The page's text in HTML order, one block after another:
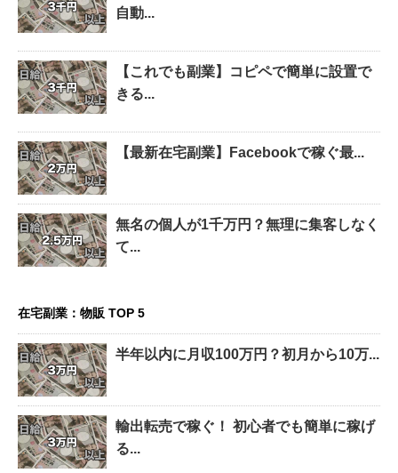
自動...
【これでも副業】コピペで簡単に設置で
きる...
【最新在宅副業】Facebookで稼ぐ最...
無名の個人が1千万円？無理に集客しなく
て...
在宅副業：物販 TOP 5
半年以内に月収100万円？初月から10万...
輸出転売で稼ぐ！ 初心者でも簡単に稼げ
る...